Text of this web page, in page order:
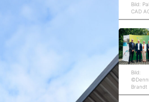
Bild:
CAD
Bild:
Brandt